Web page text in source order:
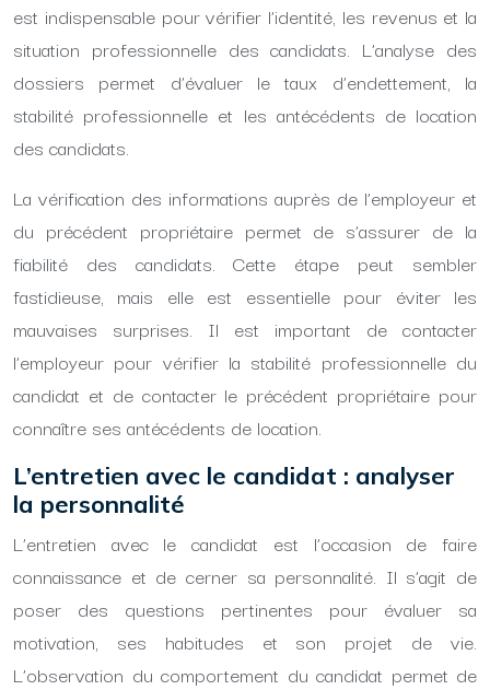
est indispensable pour vérifier l’identité, les revenus et la
situation professionnelle des candidats. L’analyse des
dossiers permet d’évaluer le taux d’endettement, la
stabilité professionnelle et les antécédents de location
des candidats.
La vérification des informations auprès de l’employeur et
du précédent propriétaire permet de s’assurer de la
fiabilité des candidats. Cette étape peut sembler
fastidieuse, mais elle est essentielle pour éviter les
mauvaises surprises. Il est important de contacter
l’employeur pour vérifier la stabilité professionnelle du
candidat et de contacter le précédent propriétaire pour
connaître ses antécédents de location.
L’entretien avec le candidat : analyser
la personnalité
L’entretien avec le candidat est l’occasion de faire
connaissance et de cerner sa personnalité. Il s’agit de
poser des questions pertinentes pour évaluer sa
motivation, ses habitudes et son projet de vie.
L’observation du comportement du candidat permet de